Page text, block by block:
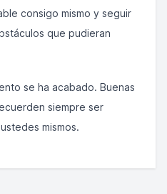
consigo mismo y seguir
que pudieran
se ha acabado. Buenas
siempre ser
mismos.